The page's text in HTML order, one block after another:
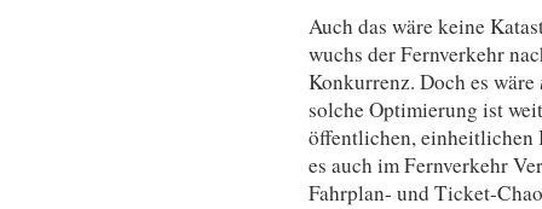
Auch das wäre keine
wuchs der Fernverkehr
Konkurrenz. Doch es wäre
solche Optimierung ist
öffentlichen,
es auch im Fernverkehr
Fahrplan- und Ticket-